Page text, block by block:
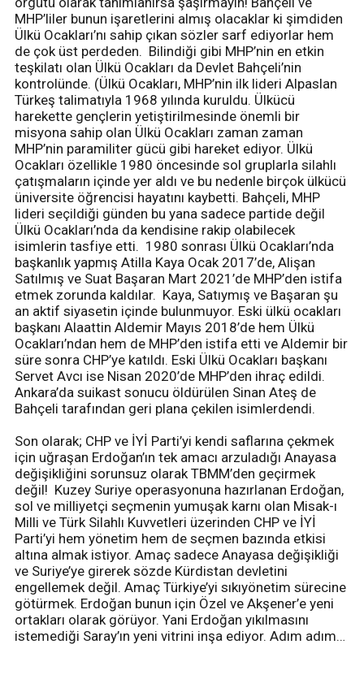
MHP’liler bunun işaretlerini almış olacaklar ki şimdiden
Ülkü Ocakları’nı sahip çıkan sözler sarf ediyorlar hem
de çok üst perdeden. Bilindiği gibi MHP’nin en etkin
teşkilatı olan Ülkü Ocakları da Devlet Bahçeli’nin
kontrolünde. (Ülkü Ocakları, MHP’nin ilk lideri Alpaslan
Türkeş talimatıyla 1968 yılında kuruldu. Ülkücü
harekette gençlerin yetiştirilmesinde önemli bir
misyona sahip olan Ülkü Ocakları zaman zaman
MHP’nin paramiliter gücü gibi hareket ediyor. Ülkü
Ocakları özellikle 1980 öncesinde sol gruplarla silahlı
çatışmaların içinde yer aldı ve bu nedenle birçok ülkücü
üniversite öğrencisi hayatını kaybetti. Bahçeli, MHP
lideri seçildiği günden bu yana sadece partide değil
Ülkü Ocakları’nda da kendisine rakip olabilecek
isimlerin tasfiye etti. 1980 sonrası Ülkü Ocakları’nda
başkanlık yapmış Atilla Kaya Ocak 2017’de, Alişan
Satılmış ve Suat Başaran Mart 2021’de MHP’den istifa
etmek zorunda kaldılar. Kaya, Satıymış ve Başaran şu
an aktif siyasetin içinde bulunmuyor. Eski ülkü ocakları
başkanı Alaattin Aldemir Mayıs 2018’de hem Ülkü
Ocakları’ndan hem de MHP’den istifa etti ve Aldemir bir
süre sonra CHP’ye katıldı. Eski Ülkü Ocakları başkanı
Servet Avcı ise Nisan 2020’de MHP’den ihraç edildi.
Ankara’da suikast sonucu öldürülen Sinan Ateş de
Bahçeli tarafından geri plana çekilen isimlerdendi.
Son olarak; CHP ve İYİ Parti’yi kendi saflarına çekmek
için uğraşan Erdoğan’ın tek amacı arzuladığı Anayasa
değişikliğini sorunsuz olarak TBMM’den geçirmek
değil! Kuzey Suriye operasyonuna hazırlanan Erdoğan,
sol ve milliyetçi seçmenin yumuşak karnı olan Misak-ı
Milli ve Türk Silahlı Kuvvetleri üzerinden CHP ve İYİ
Parti’yi hem yönetim hem de seçmen bazında etkisi
altına almak istiyor. Amaç sadece Anayasa değişikliği
ve Suriye’ye girerek sözde Kürdistan devletini
engellemek değil. Amaç Türkiye’yi sıkıyönetim sürecine
götürmek. Erdoğan bunun için Özel ve Akşener’e yeni
ortakları olarak görüyor. Yani Erdoğan yıkılmasını
istemediği Saray’ın yeni vitrini inşa ediyor. Adım adım…